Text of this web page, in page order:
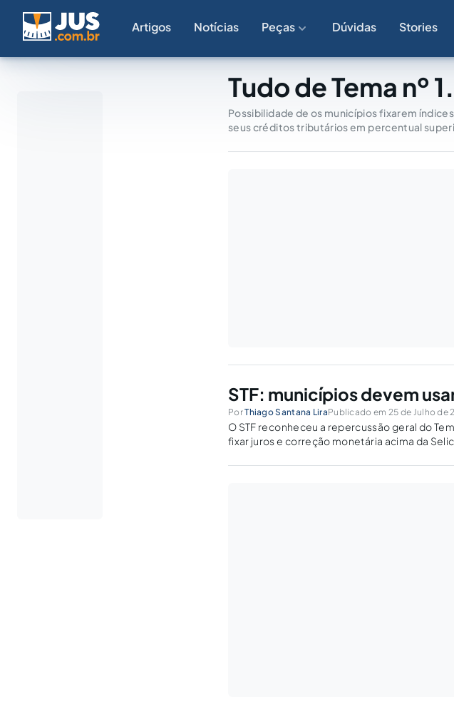
Artigos Notícias Peças Dúvidas Stories
Tudo de Tema nº
Possibilidade de os municípios fixarem
seus créditos tributários em percentual
STF: municípios devem
PorThiago Santana LiraPublicado em 25 de Julho de
O STF reconheceu a repercussão geral do
fixar juros e correção monetária acima da